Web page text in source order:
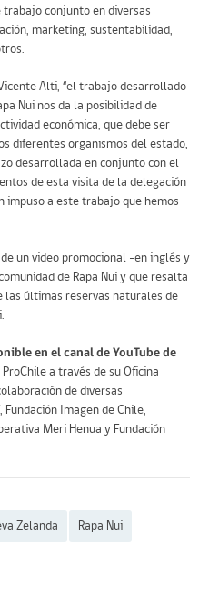
conjunto en diversas
marketing, sustentabilidad,
Alti, “el trabajo desarrollado
Nui nos da la posibilidad de
económica, que debe ser
diferentes organismos del estado,
desarrollada en conjunto con el
de esta visita de la delegación
impuso a este trabajo que hemos
un video promocional -en inglés y
de Rapa Nui y que resalta
las últimas reservas naturales de
en el canal de YouTube de
a través de su Oficina
de diversas
Fundación Imagen de Chile,
Meri Henua y Fundación
Zelanda Rapa Nui